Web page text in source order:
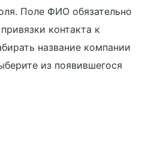
Поле ФИО обязательно
контакта к
название компании
из появившегося